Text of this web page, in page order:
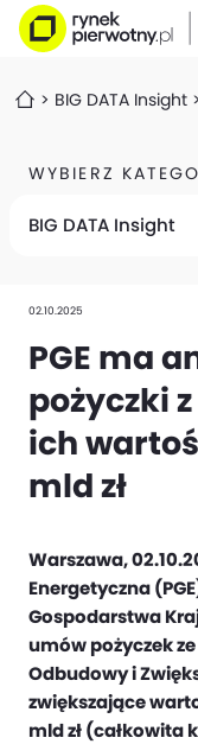
BIG DATA Insight
WYBIERZ
BIG DATA Insight
02.10.2025
PGE ma
pożyczki
ich
mld zł
Warszawa,
Energetyczna
Gospodarstwa
umów pożyczek
Odbudowy i
zwiększające
mld zł (całkowita